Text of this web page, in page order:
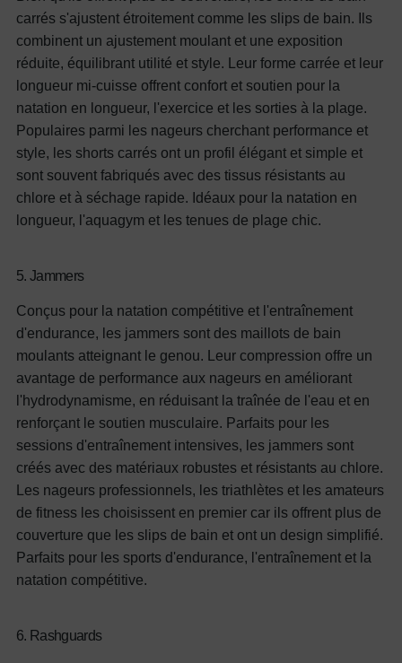
carrés s'ajustent étroitement comme les slips de bain. Ils
combinent un ajustement moulant et une exposition
réduite, équilibrant utilité et style. Leur forme carrée et leur
longueur mi-cuisse offrent confort et soutien pour la
natation en longueur, l'exercice et les sorties à la plage.
Populaires parmi les nageurs cherchant performance et
style, les shorts carrés ont un profil élégant et simple et
sont souvent fabriqués avec des tissus résistants au
chlore et à séchage rapide. Idéaux pour la natation en
longueur, l'aquagym et les tenues de plage chic.
5. Jammers
Conçus pour la natation compétitive et l'entraînement
d'endurance, les jammers sont des maillots de bain
moulants atteignant le genou. Leur compression offre un
avantage de performance aux nageurs en améliorant
l'hydrodynamisme, en réduisant la traînée de l'eau et en
renforçant le soutien musculaire. Parfaits pour les
sessions d'entraînement intensives, les jammers sont
créés avec des matériaux robustes et résistants au chlore.
Les nageurs professionnels, les triathlètes et les amateurs
de fitness les choisissent en premier car ils offrent plus de
couverture que les slips de bain et ont un design simplifié.
Parfaits pour les sports d'endurance, l'entraînement et la
natation compétitive.
6. Rashguards